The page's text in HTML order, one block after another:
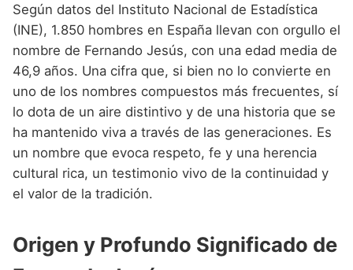
Nombres de niño que empiezan por M
Nombres de niño que empiezan por N
Nombres de niño que empiezan por O
Nombres de niño que empiezan por P
Nombres de niño que empiezan por Q
Nombres de niño que empiezan por R
Nombres de niño que empiezan por S
Nombres de niño que empiezan por U
Nombres de Niño Murcianos
Nombres de Niño Navarros
Nombres de Niño Riojanos
Nombres de Niño Valencianos
Nombres de Niño Vascos
Nombres de Niño Judíos
Nombres de Niño Marroquíes
Nombres de Niño Portugueses
Nombres de Niño Rumanos
Nombres de Niño Rusos
Nombres de Niño Suecos
Según datos del Instituto Nacional de Estadística
(INE), 1.850 hombres en España llevan con orgullo el
nombre de Fernando Jesús, con una edad media de
46,9 años. Una cifra que, si bien no lo convierte en
uno de los nombres compuestos más frecuentes, sí
lo dota de un aire distintivo y de una historia que se
ha mantenido viva a través de las generaciones. Es
un nombre que evoca respeto, fe y una herencia
cultural rica, un testimonio vivo de la continuidad y
el valor de la tradición.
Origen y Profundo Significado de